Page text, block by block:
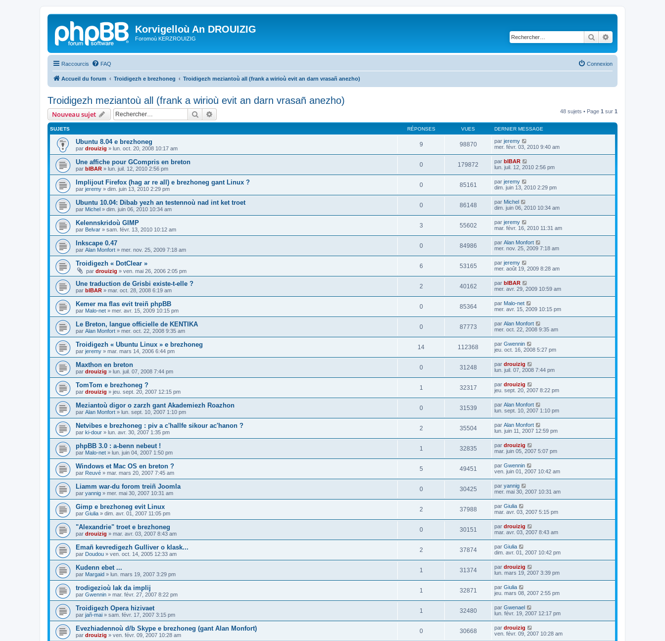
Korvigelloù An DROUIZIG
Foromoù KERZROUIZIG Rechercher
Raccourcis FAQ Connexion
Accueil du forum Troidigezh e brezhoneg Troidigezh meziantoù all (frank a wirioù evit an darn vrasañ anezho)
Troidigezh meziantoù all (frank a wirioù evit an darn vrasañ anezho)
Nouveau sujet Rechercher 48 sujets • Page 1 sur 1
SUJETS RÉPONSES VUES DERNIER MESSAGE
Ubuntu 8.04 e brezhoneg
par drouizig » lun. oct. 20, 2008 10:17 am
9 98870 par jeremy
mer. févr. 03, 2010 9:40 am
Une affiche pour GCompris en breton
par bIBAR » lun. juil. 12, 2010 2:56 pm
0 179872 par bIBAR
lun. juil. 12, 2010 2:56 pm
Implijout Firefox (hag ar re all) e brezhoneg gant Linux ?
par jeremy » dim. juin 13, 2010 2:29 pm
0 85161 par jeremy
dim. juin 13, 2010 2:29 pm
Ubuntu 10.04: Dibab yezh an testennoù nad int ket troet
par Michel » dim. juin 06, 2010 10:34 am
0 86148 par Michel
dim. juin 06, 2010 10:34 am
Kelennskridoù GIMP
par Belvar » sam. févr. 13, 2010 10:12 am
3 55602 par jeremy
mar. févr. 16, 2010 11:31 am
Inkscape 0.47
par Alan Monfort » mer. nov. 25, 2009 7:18 am
0 84986 par Alan Monfort
mer. nov. 25, 2009 7:18 am
Troidigezh « DotClear »
par drouizig » ven. mai 26, 2006 2:05 pm
6 53165 par jeremy
mer. août 19, 2009 8:28 am
Une traduction de Grisbi existe-t-elle ?
par bIBAR » mar. oct. 28, 2008 6:19 am
2 40162 par bIBAR
mer. avr. 29, 2009 10:59 am
Kemer ma flas evit treiñ phpBB
par Malo-net » mer. avr. 15, 2009 10:15 pm
0 85364 par Malo-net
mer. avr. 15, 2009 10:15 pm
Le Breton, langue officielle de KENTIKA
par Alan Monfort » mer. oct. 22, 2008 9:35 am
0 87773 par Alan Monfort
mer. oct. 22, 2008 9:35 am
Troidigezh « Ubuntu Linux » e brezhoneg
par jeremy » mar. mars 14, 2006 6:44 pm
14 112368 par Gwennin
jeu. oct. 16, 2008 5:27 pm
Maxthon en breton
par drouizig » lun. juil. 07, 2008 7:44 pm
0 31248 par drouizig
lun. juil. 07, 2008 7:44 pm
TomTom e brezhoneg ?
par drouizig » jeu. sept. 20, 2007 12:15 pm
1 32317 par drouizig
jeu. sept. 20, 2007 8:22 pm
Meziantoù digor o zarzh gant Akademiezh Roazhon
par Alan Monfort » lun. sept. 10, 2007 1:10 pm
0 31539 par Alan Monfort
lun. sept. 10, 2007 1:10 pm
Netvibes e brezhoneg : piv a c'hallfe sikour ac'hanon ?
par ki-dour » lun. avr. 30, 2007 1:35 pm
2 35504 par Alan Monfort
lun. juin 11, 2007 12:59 pm
phpBB 3.0 : a-benn nebeut !
par Malo-net » lun. juin 04, 2007 1:50 pm
1 32835 par drouizig
mar. juin 05, 2007 5:07 pm
Windows et Mac OS en breton ?
par Reuvé » mar. mars 20, 2007 7:45 am
5 49451 par Gwennin
ven. juin 01, 2007 10:42 am
Liamm war-du forom treiñ Joomla
par yannig » mer. mai 30, 2007 10:31 am
0 30425 par yannig
mer. mai 30, 2007 10:31 am
Gimp e brezhoneg evit Linux
par Giulia » dim. avr. 01, 2007 11:05 pm
2 37988 par Giulia
mar. avr. 03, 2007 5:15 pm
"Alexandrie" troet e brezhoneg
par drouizig » mar. avr. 03, 2007 8:43 am
0 30151 par drouizig
mar. avr. 03, 2007 8:43 am
Emañ kevredigezh Gulliver o klask...
par Doudou » ven. oct. 14, 2005 12:33 am
2 37874 par Giulia
dim. avr. 01, 2007 10:42 pm
Kudenn ebet ...
par Margaid » lun. mars 19, 2007 3:29 pm
1 31374 par drouizig
lun. mars 19, 2007 3:39 pm
trodigezioù lak da implij
par Gwennin » mar. févr. 27, 2007 8:22 pm
1 32871 par Giulia
jeu. mars 08, 2007 2:55 pm
Troidigezh Opera hizivaet
par jañ-mai » sam. févr. 17, 2007 3:15 pm
1 32480 par Gwenael
lun. févr. 19, 2007 12:17 pm
Evezhiadennoù d/b Skype e brezhoneg (gant Alan Monfort)
par drouizig » ven. févr. 09, 2007 10:28 am
0 30668 par drouizig
ven. févr. 09, 2007 10:28 am